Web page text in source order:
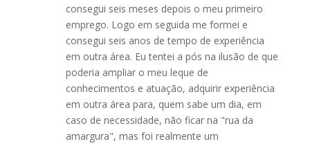
consegui seis meses depois o meu primeiro
emprego. Logo em seguida me formei e
consegui seis anos de tempo de experiência
em outra área. Eu tentei a pós na ilusão de que
poderia ampliar o meu leque de
conhecimentos e atuação, adquirir experiência
em outra área para, quem sabe um dia, em
caso de necessidade, não ficar na "rua da
amargura", mas foi realmente um